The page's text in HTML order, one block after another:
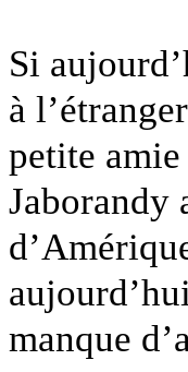
Si
à
petite
Jaborandy
manque